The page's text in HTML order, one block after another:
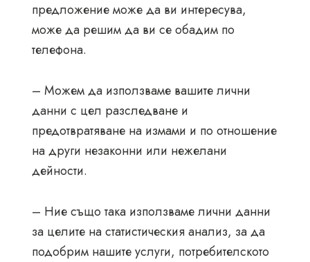
предложение може да ви интересува,
може да решим да ви се обадим по
телефона.
– Можем да използваме вашите лични
данни с цел разследване и
предотвратяване на измами и по отношение
на други незаконни или нежелани
дейности.
– Ние също така използваме лични данни
за целите на статистическия анализ, за да
подобрим нашите услуги, потребителското